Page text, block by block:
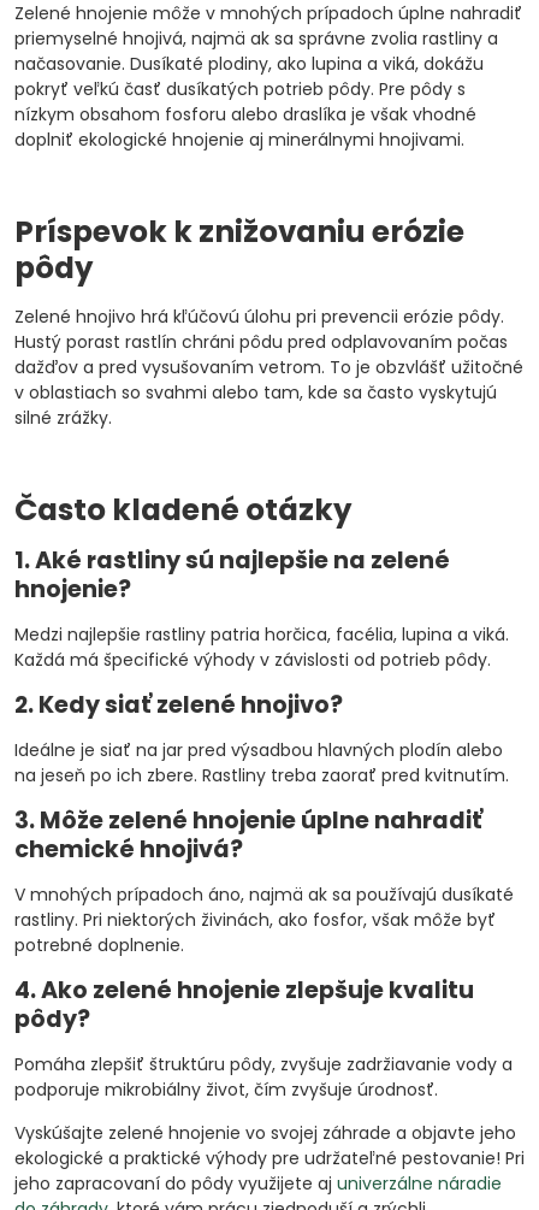
Zelené hnojenie môže v mnohých prípadoch úplne nahradiť
priemyselné hnojivá, najmä ak sa správne zvolia rastliny a
načasovanie. Dusíkaté plodiny, ako lupina a viká, dokážu
pokryť veľkú časť dusíkatých potrieb pôdy. Pre pôdy s
nízkym obsahom fosforu alebo draslíka je však vhodné
doplniť ekologické hnojenie aj minerálnymi hnojivami.
Príspevok k znižovaniu erózie
pôdy
Zelené hnojivo hrá kľúčovú úlohu pri prevencii erózie pôdy.
Hustý porast rastlín chráni pôdu pred odplavovaním počas
dažďov a pred vysušovaním vetrom. To je obzvlášť užitočné
v oblastiach so svahmi alebo tam, kde sa často vyskytujú
silné zrážky.
Často kladené otázky
1. Aké rastliny sú najlepšie na zelené
hnojenie?
Medzi najlepšie rastliny patria horčica, facélia, lupina a viká.
Každá má špecifické výhody v závislosti od potrieb pôdy.
2. Kedy siať zelené hnojivo?
Ideálne je siať na jar pred výsadbou hlavných plodín alebo
na jeseň po ich zbere. Rastliny treba zaorať pred kvitnutím.
3. Môže zelené hnojenie úplne nahradiť
chemické hnojivá?
V mnohých prípadoch áno, najmä ak sa používajú dusíkaté
rastliny. Pri niektorých živinách, ako fosfor, však môže byť
potrebné doplnenie.
4. Ako zelené hnojenie zlepšuje kvalitu
pôdy?
Pomáha zlepšiť štruktúru pôdy, zvyšuje zadržiavanie vody a
podporuje mikrobiálny život, čím zvyšuje úrodnosť.
Vyskúšajte zelené hnojenie vo svojej záhrade a objavte jeho
ekologické a praktické výhody pre udržateľné pestovanie! Pri
jeho zapracovaní do pôdy využijete aj univerzálne náradie